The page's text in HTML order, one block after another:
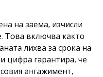
на заема, изчисли
Това включва както
лихва за срока на
цифра гарантира, че
ангажимент,